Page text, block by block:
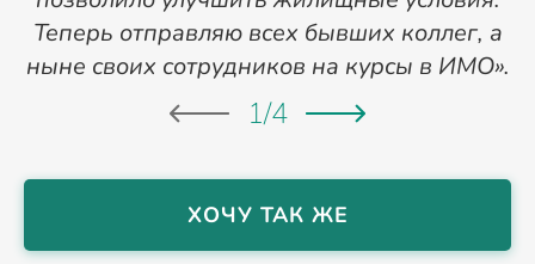
Теперь отправляю всех бывших коллег, а
ныне своих сотрудников на курсы в ИМО».
1/4
ХОЧУ ТАК ЖЕ